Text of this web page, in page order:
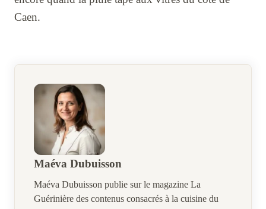
Caen.
Maéva Dubuisson
Maéva Dubuisson publie sur le magazine La
Guérinière des contenus consacrés à la cuisine du